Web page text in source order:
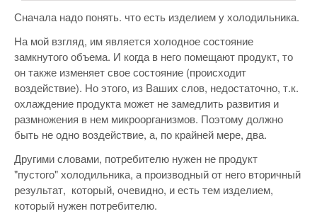
Сначала надо понять. что есть изделием у холодильника.
На мой взгляд, им является холодное состояние
замкнутого объема. И когда в него помещают продукт, то
он также изменяет свое состояние (происходит
воздействие). Но этого, из Ваших слов, недостаточно, т.к.
охлаждение продукта может не замедлить развития и
размножения в нем микроорганизмов. Поэтому должно
быть не одно воздействие, а, по крайней мере, два.
Другими словами, потребителю нужен не продукт
"пустого" холодильника, а производный от него вторичный
результат, который, очевидно, и есть тем изделием,
который нужен потребителю.